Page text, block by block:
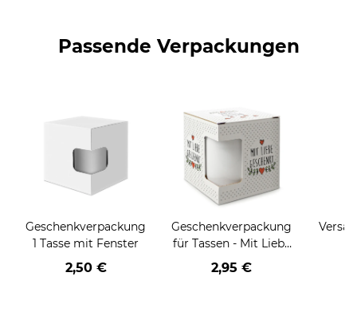
Passende Verpackungen
Geschenkverpackung
1 Tasse mit Fenster
2,50 €
Geschenkverpackung
für Tassen - Mit Liebe
geschenkt
2,95 €